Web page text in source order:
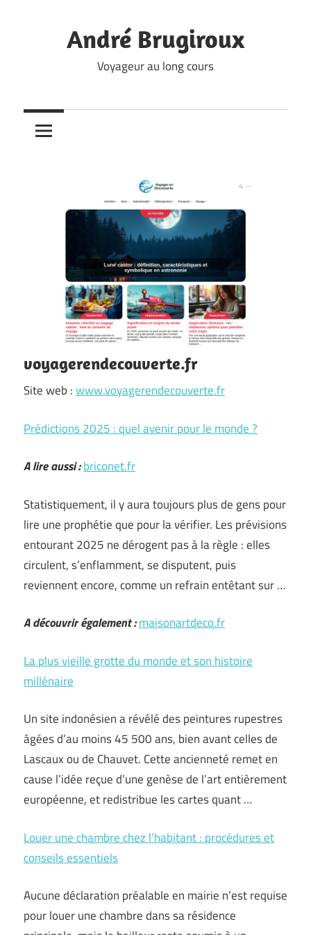
André Brugiroux
Voyageur au long cours
voyagerendecouverte.fr
Site web :www.voyagerendecouverte.fr
Prédictions 2025 : quel avenir pour le monde ?
A lire aussi :briconet.fr
Statistiquement, il y aura toujours plus de gens pour
lire une prophétie que pour la vérifier. Les prévisions
entourant 2025 ne dérogent pas à la règle : elles
circulent, s’enflamment, se disputent, puis
reviennent encore, comme un refrain entêtant sur …
A découvrir également :maisonartdeco.fr
La plus vieille grotte du monde et son histoire
millénaire
Un site indonésien a révélé des peintures rupestres
âgées d’au moins 45 500 ans, bien avant celles de
Lascaux ou de Chauvet. Cette ancienneté remet en
cause l’idée reçue d’une genèse de l’art entièrement
européenne, et redistribue les cartes quant …
Louer une chambre chez l’habitant : procédures et
conseils essentiels
Aucune déclaration préalable en mairie n’est requise
pour louer une chambre dans sa résidence